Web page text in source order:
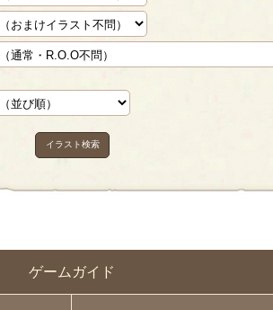
ゲームガイド
イラスト検索